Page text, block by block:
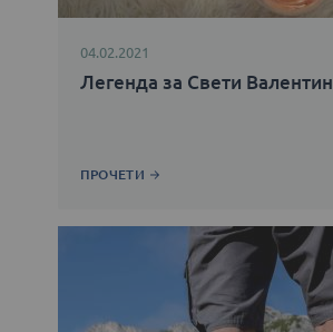
04.02.2021
Легенда за Свети Валентин
ПРОЧЕТИ